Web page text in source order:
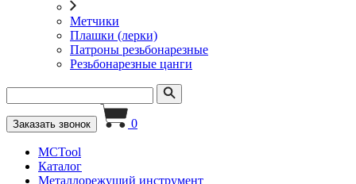
Метчики
Плашки (лерки)
Патроны резьбонарезные
Резьбонарезные цанги
Заказать звонок 0
MCTool
Каталог
Металлорежущий инструмент